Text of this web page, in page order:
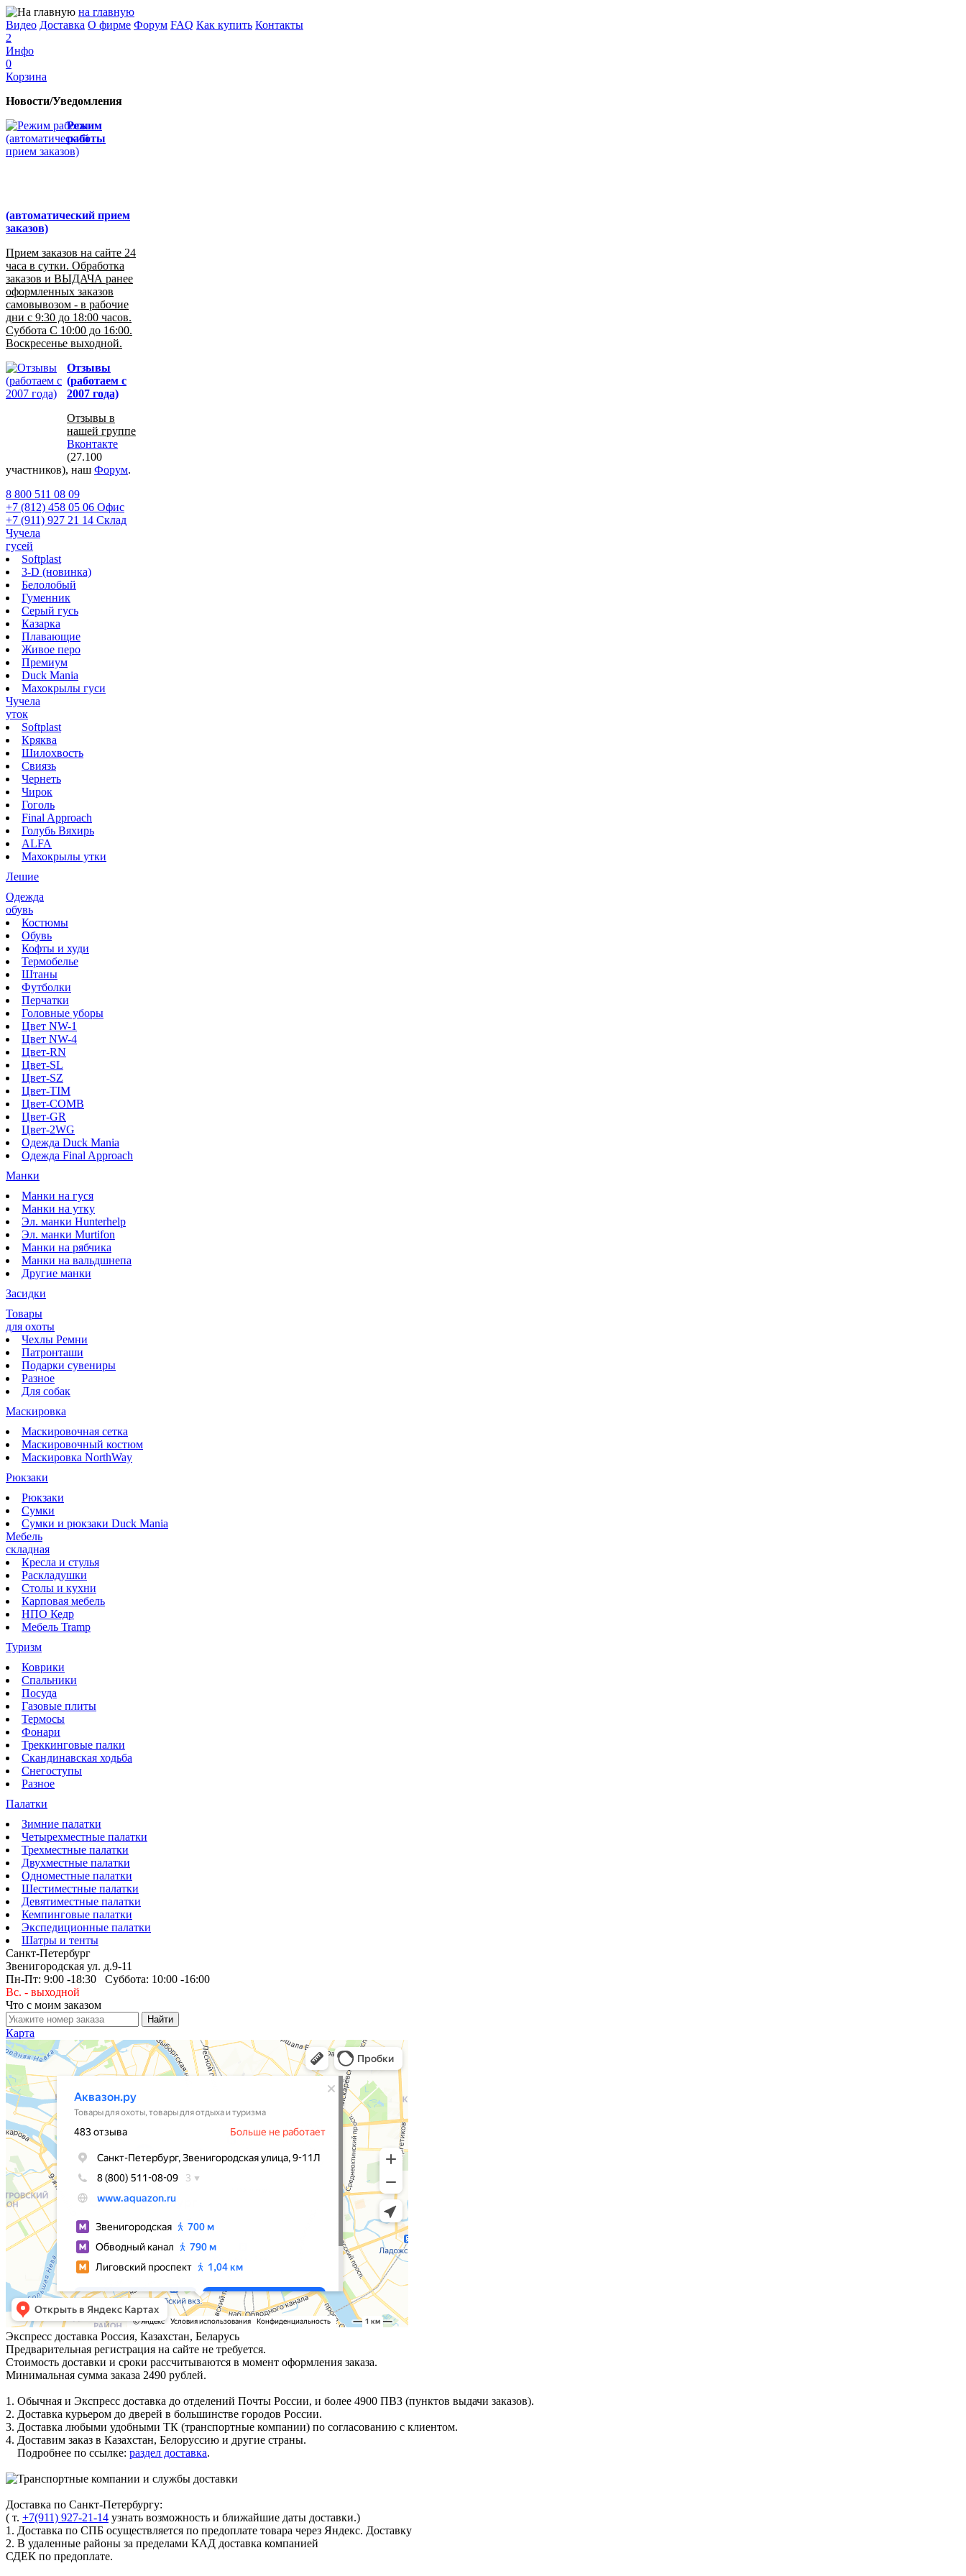
на главную
Видео Доставка О фирме Форум FAQ Как купить Контакты
2
Инфо
0
Корзина
Новости/Уведомления
Режим
работы
(автоматический прием
заказов)
Прием заказов на сайте 24
часа в сутки. Обработка
заказов и ВЫДАЧА ранее
оформленных заказов
самовывозом - в рабочие
дни с 9:30 до 18:00 часов.
Суббота С 10:00 до 16:00.
Воскресенье выходной.
Отзывы
(работаем с
2007 года)
Отзывы в
нашей группе
Вконтакте
(27.100
участников), наш Форум.
8 800 511 08 09
+7 (812) 458 05 06 Офис
+7 (911) 927 21 14 Склад
Чучела
гусей
Softplast
3-D (новинка)
Белолобый
Гуменник
Серый гусь
Казарка
Плавающие
Живое перо
Премиум
Duck Mania
Махокрылы гуси
Чучела
уток
Softplast
Кряква
Шилохвость
Свиязь
Чернеть
Чирок
Гоголь
Final Approach
Голубь Вяхирь
ALFA
Махокрылы утки
Лешие
Одежда
обувь
Костюмы
Обувь
Кофты и худи
Термобелье
Штаны
Футболки
Перчатки
Головные уборы
Цвет NW-1
Цвет NW-4
Цвет-RN
Цвет-SL
Цвет-SZ
Цвет-TIM
Цвет-COMB
Цвет-GR
Цвет-2WG
Одежда Duck Mania
Одежда Final Approach
Манки
Манки на гуся
Манки на утку
Эл. манки Hunterhelp
Эл. манки Murtifon
Манки на рябчика
Манки на вальдшнепа
Другие манки
Засидки
Товары
для охоты
Чехлы Ремни
Патронташи
Подарки сувениры
Разное
Для собак
Маскировка
Маскировочная сетка
Маскировочный костюм
Маскировка NorthWay
Рюкзаки
Рюкзаки
Сумки
Сумки и рюкзаки Duck Mania
Мебель
складная
Кресла и стулья
Раскладушки
Столы и кухни
Карповая мебель
НПО Кедр
Мебель Tramp
Туризм
Коврики
Спальники
Посуда
Газовые плиты
Термосы
Фонари
Треккинговые палки
Скандинавская ходьба
Снегоступы
Разное
Палатки
Зимние палатки
Четырехместные палатки
Трехместные палатки
Двухместные палатки
Одноместные палатки
Шестиместные палатки
Девятиместные палатки
Кемпинговые палатки
Экспедиционные палатки
Шатры и тенты
Санкт-Петербург
Звенигородская ул. д.9-11
Пн-Пт: 9:00 -18:30 Суббота: 10:00 -16:00
Вс. - выходной
Что с моим заказом
Карта
Экспресс доставка Россия, Казахстан, Беларусь
Предварительная регистрация на сайте не требуется.
Стоимость доставки и сроки рассчитываются в момент оформления заказа.
Минимальная сумма заказа 2490 рублей.
1. Обычная и Экспресс доставка до отделений Почты России, и более 4900 ПВЗ (пунктов выдачи заказов).
2. Доставка курьером до дверей в большинстве городов России.
3. Доставка любыми удобными ТК (транспортные компании) по согласованию с клиентом.
4. Доставим заказ в Казахстан, Белоруссию и другие страны.
Подробнее по ссылке: раздел доставка.
Доставка по Санкт-Петербургу:
( т. +7(911) 927-21-14 узнать возможность и ближайшие даты доставки.)
1. Доставка по СПБ осуществляется по предоплате товара через Яндекс. Доставку
2. В удаленные районы за пределами КАД доставка компанией
СДЕК по предоплате.